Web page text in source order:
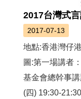
2017台灣式
2017-07-13
地點:香港灣仔
圖:第一場講者
基金會總幹事
(四) 19:30-